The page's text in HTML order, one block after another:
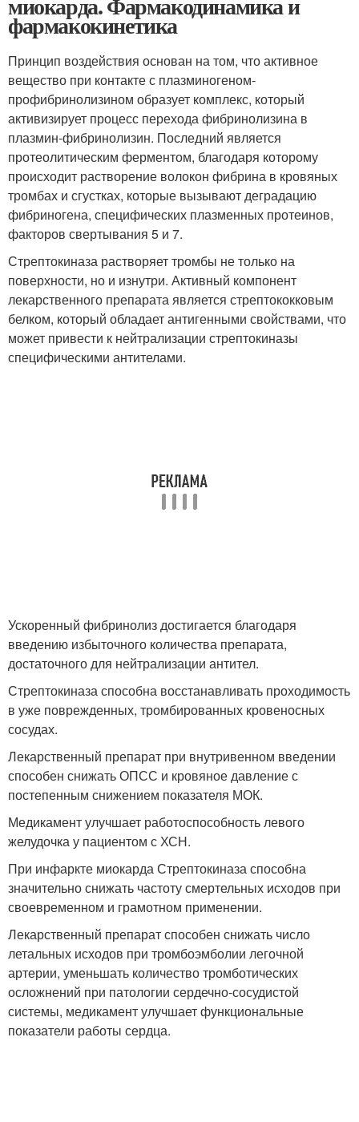
фармакокинетика
Принцип воздействия основан на том, что активное
вещество при контакте с плазминогеном-
профибринолизином образует комплекс, который
активизирует процесс перехода фибринолизина в
плазмин-фибринолизин. Последний является
протеолитическим ферментом, благодаря которому
происходит растворение волокон фибрина в кровяных
тромбах и сгустках, которые вызывают деградацию
фибриногена, специфических плазменных протеинов,
факторов свертывания 5 и 7.
Стрептокиназа растворяет тромбы не только на
поверхности, но и изнутри. Активный компонент
лекарственного препарата является стрептококковым
белком, который обладает антигенными свойствами, что
может привести к нейтрализации стрептокиназы
специфическими антителами.
Ускоренный фибринолиз достигается благодаря
введению избыточного количества препарата,
достаточного для нейтрализации антител.
Стрептокиназа способна восстанавливать проходимость
в уже поврежденных, тромбированных кровеносных
сосудах.
Лекарственный препарат при внутривенном введении
способен снижать ОПСС и кровяное давление с
постепенным снижением показателя МОК.
Медикамент улучшает работоспособность левого
желудочка у пациентом с ХСН.
При инфаркте миокарда Стрептокиназа способна
значительно снижать частоту смертельных исходов при
своевременном и грамотном применении.
Лекарственный препарат способен снижать число
летальных исходов при тромбоэмболии легочной
артерии, уменьшать количество тромботических
осложнений при патологии сердечно-сосудистой
системы, медикамент улучшает функциональные
показатели работы сердца.